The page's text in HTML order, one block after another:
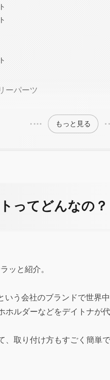
ーパーツ
もっと見る
ってどんなの？
ッと紹介。
う会社のブランドで世界
ルダーなどをデイトナが
、取り付け方もすごく簡単